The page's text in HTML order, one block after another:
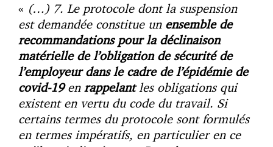
« (…) 7. Le protocole dont la suspension
est demandée constitue unensemble de
recommandations pour la déclinaison
matérielle de l’obligation de sécurité de
l’employeur dans le cadre de l’épidémie de
covid-19en rappelantles obligations qui
existent en vertu du code du travail. Si
certains termes du protocole sont formulés
en termes impératifs, en particulier en ce